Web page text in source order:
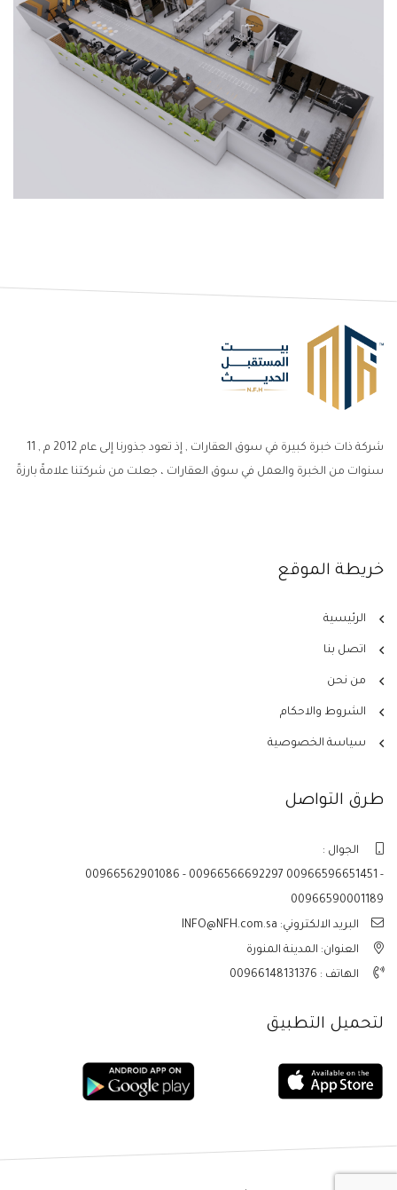
شركة ذات خبرة كبيرة في سوق العقارات , إذ تعود جذورنا إلى عام 2012 م , 11
سنوات من الخبرة والعمل في سوق العقارات ، جعلت من شركتنا علامةً بارزةً
خريطة الموقع
الرئيسية
اتصل بنا
من نحن
الشروط والاحكام
سياسة الخصوصية
طرق التواصل
الجوال :
00966562901086 - 00966566692297 00966596651451 -
00966590001189
البريد الالكتروني: INFO@NFH.com.sa
العنوان: المدينة المنورة
الهاتف : 00966148131376
لتحميل التطبيق